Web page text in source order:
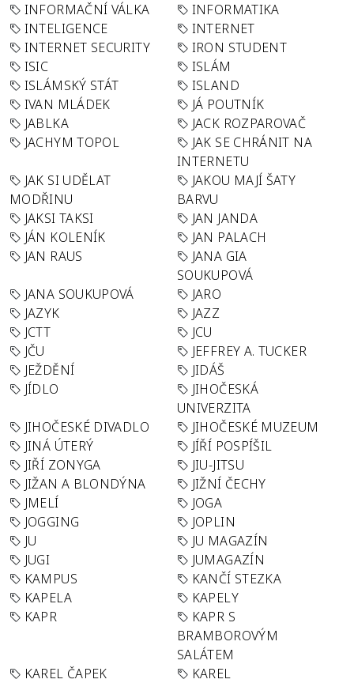
INFORMAČNÍ VÁLKA
INFORMATIKA
INTELIGENCE
INTERNET
INTERNET SECURITY
IRON STUDENT
ISIC
ISLÁM
ISLÁMSKÝ STÁT
ISLAND
IVAN MLÁDEK
JÁ POUTNÍK
JABLKA
JACK ROZPAROVAČ
JACHYM TOPOL
JAK SE CHRÁNIT NA
INTERNETU
JAK SI UDĚLAT
MODŘINU
JAKOU MAJÍ ŠATY
BARVU
JAKSI TAKSI
JAN JANDA
JÁN KOLENÍK
JAN PALACH
JAN RAUS
JANA GIA
SOUKUPOVÁ
JANA SOUKUPOVÁ
JARO
JAZYK
JAZZ
JCTT
JCU
JČU
JEFFREY A. TUCKER
JEŽDĚNÍ
JIDÁŠ
JÍDLO
JIHOČESKÁ
UNIVERZITA
JIHOČESKÉ DIVADLO
JIHOČESKÉ MUZEUM
JINÁ ÚTERÝ
JÍŘÍ POSPÍŠIL
JIŘÍ ZONYGA
JIU-JITSU
JIŽAN A BLONDÝNA
JIŽNÍ ČECHY
JMELÍ
JOGA
JOGGING
JOPLIN
JU
JU MAGAZÍN
JUGI
JUMAGAZÍN
KAMPUS
KANČÍ STEZKA
KAPELA
KAPELY
KAPR
KAPR S
BRAMBOROVÝM
SALÁTEM
KAREL ČAPEK
KAREL